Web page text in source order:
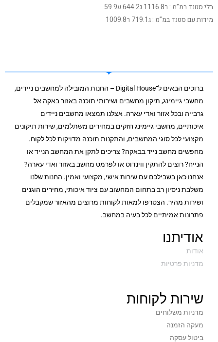
בלי סטנד במ”מ : ר1116.8 ג644.2 ע59.9
מידות עם סטנד במ”מ : ג719.1 ר1009.8
ברוכים הבאים ל־Digital House – החנות המובילה למחשבים ניידים,
מחשבי גיימינג, תיקון מחשבים ושירותי תוכנה באזור באקה אל
גרבייה ובכל אזור ואדי עארה. אצלנו תמצאו מחשבים ניידים
איכותיים, מחשבי גיימינג חזקים במחירים משתלמים, שירות תיקונים
מקצועי לכל סוגי המחשבים, והתקנות תוכנה מדויקות לכל לקוח.
מחפשים מחשב נייד בבאקה? צריכים לתקן את המחשב הנייד או
הנייח? רוצים להתקין ווינדוס או לפרמט מחשב באזור ואדי עארה?
אנחנו כאן בשבילכם עם שירות אישי, מקצועי ואמין. החנות שלנו
משלבת ניסיון רב בתחום המחשוב עם ציוד איכותי, מחירים הוגנים
ושירות מהיר. הצטרפו למאות לקוחות מרוצים מהאזור שמקבלים
פתרונות אמיתיים לכל בעיה במחשב.
אודיתנו
אודות
מדניות פרטיות
שירות לקוחות
מדניות משלוחים
מעקה הזמנה
ביטול עסקה